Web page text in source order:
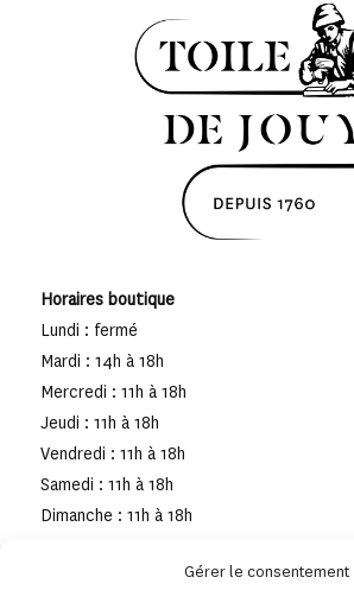
Gérer le consentement
Horaires boutique
Lundi : fermé
Mardi : 14h à 18h
Mercredi : 11h à 18h
Jeudi : 11h à 18h
Vendredi : 11h à 18h
Samedi : 11h à 18h
Dimanche : 11h à 18h